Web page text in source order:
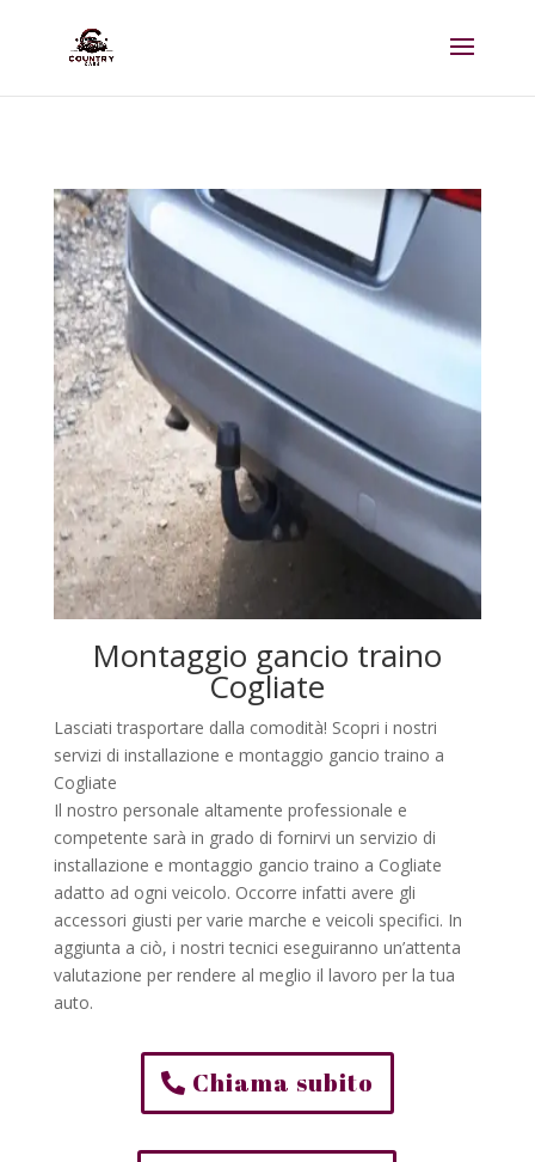
Montaggio gancio traino
Cogliate
Lasciati trasportare dalla comodità! Scopri i nostri
servizi di installazione e montaggio gancio traino a
Cogliate
Il nostro personale altamente professionale e
competente sarà in grado di fornirvi un servizio di
installazione e montaggio gancio traino a Cogliate
adatto ad ogni veicolo. Occorre infatti avere gli
accessori giusti per varie marche e veicoli specifici. In
aggiunta a ciò, i nostri tecnici eseguiranno un’attenta
valutazione per rendere al meglio il lavoro per la tua
auto.
Chiama subito